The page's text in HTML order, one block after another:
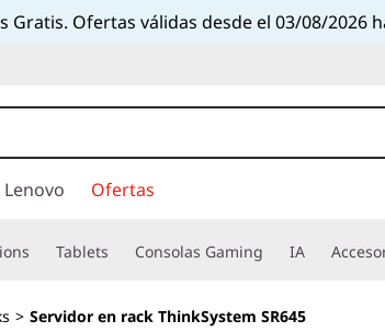
Gratis. Ofertas válidas desde el 03/08/2026
Ofertas
Tablets Consolas Gaming IA
> Servidor en rack ThinkSystem SR645